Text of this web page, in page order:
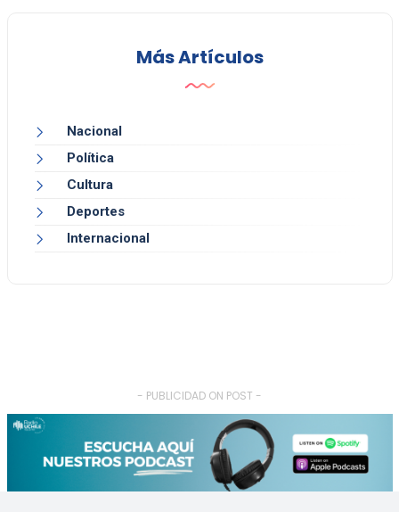
Más Artículos
Nacional
Política
Cultura
Deportes
Internacional
- PUBLICIDAD ON POST -